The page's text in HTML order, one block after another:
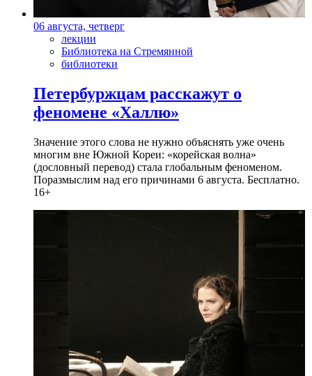
06 августа, четверг
лекции
Библиотека на Стремянной
библиотеки
Петербуржцам расскажут о
феномене «Халлю»
Значение этого слова не нужно объяснять уже очень
многим вне Южной Кореи: «корейская волна»
(дословный перевод) стала глобальным феноменом.
Поразмыслим над его причинами 6 августа. Бесплатно.
16+